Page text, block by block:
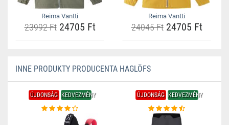
Reima Vantti
23992 Ft24705 Ft
Reima Vantti
24045 Ft24705 Ft
INNE PRODUKTY PRODUCENTA HAGLÖFS
ÚJDONSÁG KEDVEZMÉNY ÚJDONSÁG KEDVEZMÉNY